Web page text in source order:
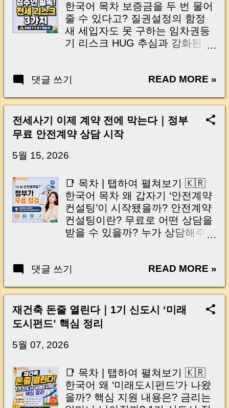
시, 이체 한도에 막혀 송금이 멈췄고 그 자리에
서 계약이 무산될 뻔한 아찔한 상황이 있었습니
다. 또 어떤 분은 이렇게 말씀하십니다. “내 대출
인데 왜 내 통장으로 안 들어오죠?” “매도인이 대
사실은 ‘구조’를 몰라서 생기는 걱정입니다. 그래
서 오늘은 잔금일에 실제로 돈이 어떻게 움직이
는지, 왜 사고가 나는지, 그리고 무엇을 꼭 준비
드리겠습니다. 이 글 하나만 제대로 이해하시면,
잔금일이 더 이상 두려운 날이 아니라 “내 집을
Introduction (Tap to expand) Have you ever
한국어 목차 보증금을 두 번 물어
줄 수 있다고? 질권설정의 함정
새 세입자도 못 구하는 임차권등
기 리스크 HUG 추심과 강화된 전
기억해야 할 3가지 🇺🇸 English
Risk of Loan Assignment and
Pledge Rights Tenant
Registration Order That Can
Freeze Your Rental Business
HUG Recovery Actions and
Landlord Checklist Before Lease
Expiration Key Takeaways for
Landlords 전세 만기, 집주인도
방심하면 위험합니다 전세 만기
가 다가오면 집주인은 보통 “다음
세입자가 제때 구해질까?”를 가장
장에서는 그보다 더 큰 문제가 숨
어 있습니다. 바로 세입자 말만 믿
고 보증금을 잘못 돌려줬다가, 같
는 상황 입니다. 특히 요즘은 전세
자금대출, 질권설정, 채권양도, 임
HUG 대위변제 까지 얽히면서 전
잡해졌습니다. 정상적인 세입자
라면 큰 문제가 없겠지만, 사정이
급하거나 악의적으로 행동하는
댓글 쓰기 READ MORE »
전세사기 이제 계약 전에 막는다｜정부
무료 안전계약 상담 시작
5월 15, 2026
📑 목차 | 탭하여 펼쳐보기 🇰🇷
한국어 목차 왜 갑자기 ‘안전계약
컨설팅’이 시작됐을까? 안전계약
컨설팅이란? 무료로 어떤 상담을
받을 수 있을까? 누가 상담해주나
머니로그 한줄 정리 🇺🇸 English
Why Is the Safe Contract
Consulting Program Starting
Now? What Is Safe Contract
Consulting? What Free Support
Can Tenants Receive? Who
Can You Apply or Visit? Will This
Help Prevent Jeonse Fraud?
MoneyLog Key Takeaway 전세
계약을 앞두고 있으면 마음이 참
댓글 쓰기 READ MORE »
재건축 돈줄 열린다｜1기 신도시 ‘미래
도시펀드’ 핵심 정리
5월 07, 2026
📑 목차 | 탭하여 펼쳐보기 🇰🇷
한국어 왜 ‘미래도시펀드’가 나왔
을까? 핵심 지원 내용은? 금리는